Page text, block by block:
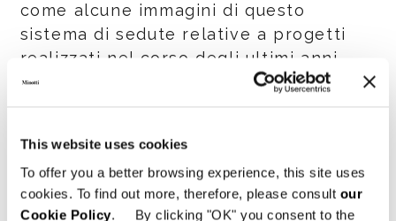
This website uses cookies
To offer you a better browsing experience, this site uses
cookies. To find out more, therefore, please consult our
Cookie Policy. By clicking "OK" you consent to the
come alcune immagini di questo
sistema di sedute relative a progetti
realizzati nel corso degli ultimi anni.
abbiamo provveduto a realizzare anche
un apposito campionario denominato
“The White Tray Top finishes”.